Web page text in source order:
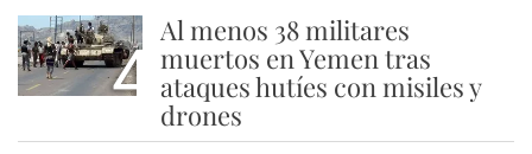
4
Al menos 38 militares
muertos en Yemen tras
ataques hutíes con misiles y
drones